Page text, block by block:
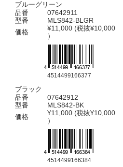
ブルーグリーン
品番
07642911
型番
MLS842-BLGR
価格
¥11,000 (税抜¥10,000
）
4514499166377
ブラック
品番
07642912
型番
MLS842-BK
価格
¥11,000 (税抜¥10,000
）
4514499166384